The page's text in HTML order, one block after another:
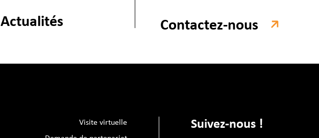
Actualités Contactez-nous
Visite virtuelle
Suivez-nous !